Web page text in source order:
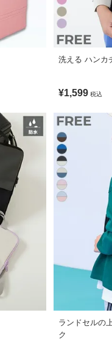
洗える ハンカ
¥1,599 税込
ランドセルの
ク